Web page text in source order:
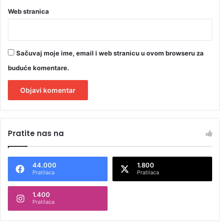
Web stranica
Sačuvaj moje ime, email i web stranicu u ovom browseru za
buduće komentare.
t
n
t
Pratite nas na
44.000
Pratilaca
1.800
Pratilaca
1.400
Pratilaca